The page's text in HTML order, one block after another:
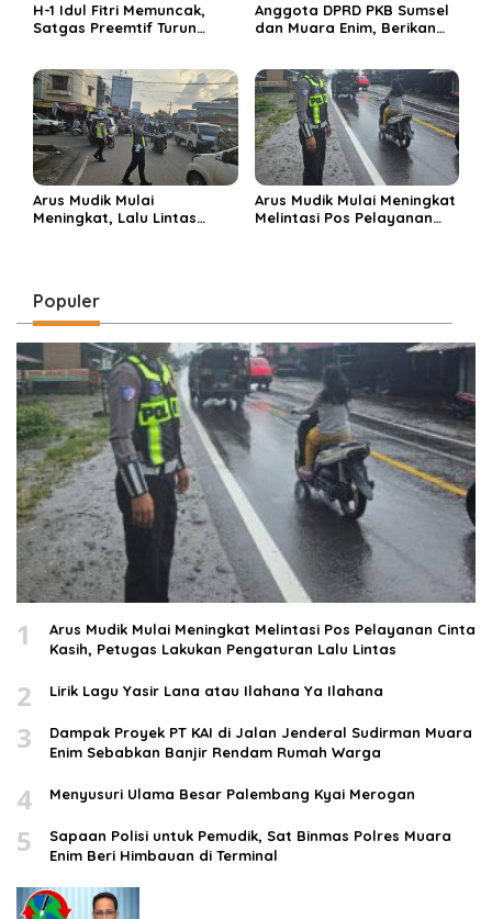
H-1 Idul Fitri Memuncak,
Satgas Preemtif Turun
Anggota DPRD PKB Sumsel
dan Muara Enim, Berikan
Arus Mudik Mulai
Meningkat, Lalu Lintas
Arus Mudik Mulai Meningkat
Melintasi Pos Pelayanan
Populer
1
Arus Mudik Mulai Meningkat Melintasi Pos Pelayanan Cinta
Kasih, Petugas Lakukan Pengaturan Lalu Lintas
2 Lirik Lagu Yasir Lana atau Ilahana Ya Ilahana
3
Dampak Proyek PT KAI di Jalan Jenderal Sudirman Muara
Enim Sebabkan Banjir Rendam Rumah Warga
4 Menyusuri Ulama Besar Palembang Kyai Merogan
5
Sapaan Polisi untuk Pemudik, Sat Binmas Polres Muara
Enim Beri Himbauan di Terminal